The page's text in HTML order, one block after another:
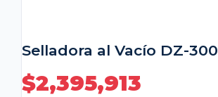
Selladora al Vacío DZ-300
$2,395,913